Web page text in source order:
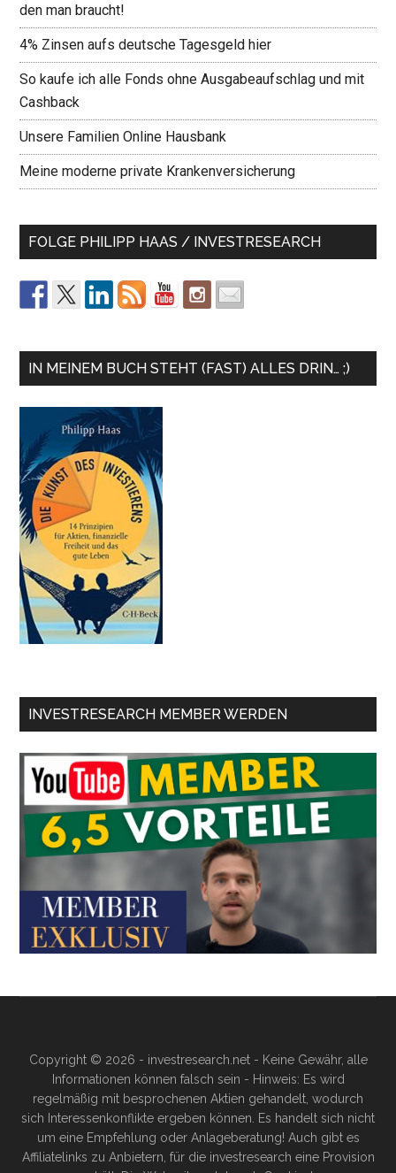
den man braucht!
4% Zinsen aufs deutsche Tagesgeld hier
So kaufe ich alle Fonds ohne Ausgabeaufschlag und mit
Cashback
Unsere Familien Online Hausbank
Meine moderne private Krankenversicherung
FOLGE PHILIPP HAAS / INVESTRESEARCH
IN MEINEM BUCH STEHT (FAST) ALLES DRIN… ;)
INVESTRESEARCH MEMBER WERDEN
Copyright © 2026 - investresearch.net - Keine Gewähr, alle
Informationen können falsch sein - Hinweis: Es wird
regelmäßig mit besprochenen Aktien gehandelt, wodurch
sich Interessenkonflikte ergeben können. Es handelt sich nicht
um eine Empfehlung oder Anlageberatung! Auch gibt es
Affiliatelinks zu Anbietern, für die investresearch eine Provision